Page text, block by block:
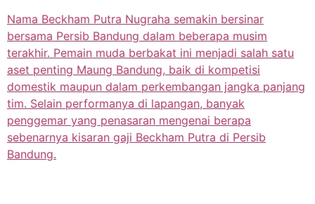
Nama Beckham Putra Nugraha semakin bersinar
bersama Persib Bandung dalam beberapa musim
terakhir. Pemain muda berbakat ini menjadi salah satu
aset penting Maung Bandung, baik di kompetisi
domestik maupun dalam perkembangan jangka panjang
tim. Selain performanya di lapangan, banyak
penggemar yang penasaran mengenai berapa
sebenarnya kisaran gaji Beckham Putra di Persib
Bandung.